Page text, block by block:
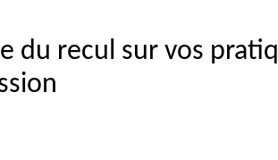
du recul sur vos